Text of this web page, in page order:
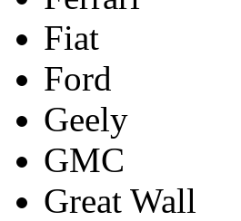
Fiat
Ford
Geely
GMC
Great Wall